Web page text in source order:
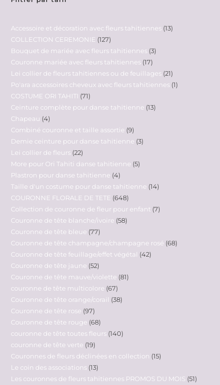
Accessoire et décoration avec fleurs tahitiennes 13
COLLECTION CEREMONIE 127
Bouquet de mariée avec fleurs tahitiennes 3
Couronne mariée avec fleurs tahitiennes 17
Lei collier de fleurs tahitiennes ou de feuillages 21
Po'ara accessoires cheveux avec fleurs tahitiennes 1
COSTUME ORI TAHITI
71
Ceinture complète pour danse tahitienne 13
Chapeau 4
Combiné couronne et taille assortie 9
Demie ceinture pour danse tahitienne 3
Lei collier de fleurs 22
More pour Ori Tahiti danse tahitienne 5
Plastron pour danse tahitienne 4
Taille d'un costume pour danse tahitienne 14
COURONNE FLORALE DE TETE 648
Collection de couronne de fleur pour enfant 7
Couronne de tête blanche/ivoire 58
Couronne de tête bleue 77
Couronne de tête champagne/champagne rosé 68
Couronne de tête feuillage/effet végétal 42
Couronne de tête jaune 52
Couronne de tête mauve/violette 81
couronne de tête multicolore 67
Couronne de tête orange/corail 38
Couronne de tête rose 97
Couronne de tête rouge 68
couronne de tête toutes fleurs 140
couronne de tête verte 19
Couronnes de fleurs déclinées en collection 15
Le coin des associations 13
Les couronnes de fleurs tahitiennes PROMOS DU MOIS 51